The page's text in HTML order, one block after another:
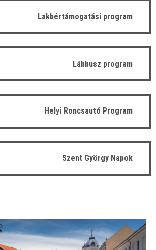
Lakbértámogatási program
Lábbusz program
Helyi Roncsautó Program
Szent György Napok